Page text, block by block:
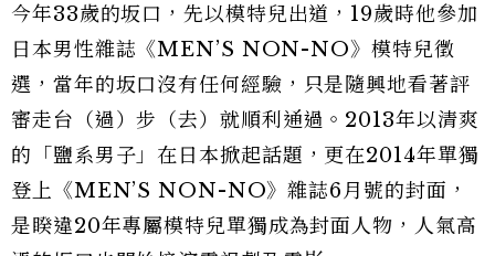
今年33歲的坂口，先以模特兒出道，19歲時他參加
日本男性雜誌《MEN’S NON-NO》模特兒徵
選，當年的坂口沒有任何經驗，只是隨興地看著評
審走台（過）步（去）就順利通過。2013年以清爽
的「鹽系男子」在日本掀起話題，更在2014年單獨
登上《MEN’S NON-NO》雜誌6月號的封面，
是睽違20年專屬模特兒單獨成為封面人物，人氣高